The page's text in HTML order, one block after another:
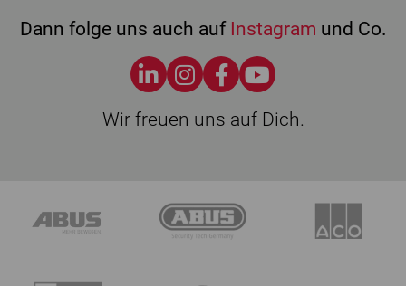
Dann folge uns auch auf Instagram und Co.
Wir freuen uns auf Dich.